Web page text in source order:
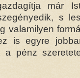
már
s
valamilyen
is egyre
a pénz